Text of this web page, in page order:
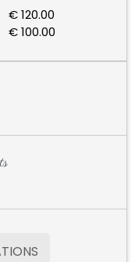
€ 120.00
€ 100.00